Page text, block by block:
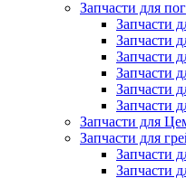
Запчасти для
Запчасти
Запчасти
Запчасти
Запчасти
Запчасти
Запчасти
Запчасти для
Запчасти для
Запчасти
Запчасти